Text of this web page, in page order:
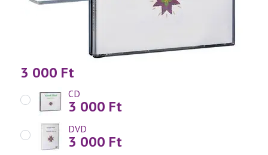
3 000 Ft
CD
3 000 Ft
DVD
3 000 Ft